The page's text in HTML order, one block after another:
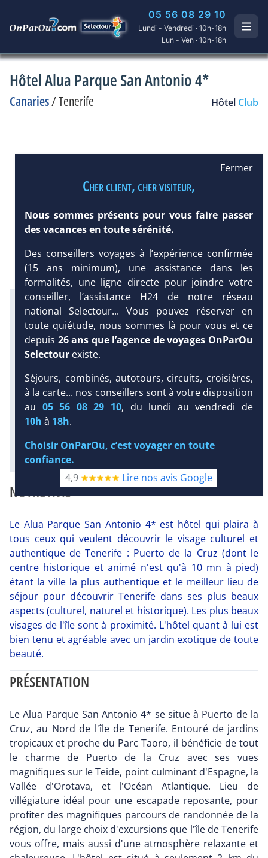
05 56 08 29 10
Lundi - Vendredi · 10h-18h
Lun - Ven · 10h-18h
Hôtel Alua Parque San Antonio 4*
Canaries/Tenerife Hôtel Club
DEMANDE
D’INFORMATIONS
Infos météo :
27 °C
1 mm
22 °C
Infos plages :
Dist.Distance:
2 km
Long.Longueur:
252
Tx:8 % Tx : 9 %
Infos golfs :
dont le plus proche à 20 km de
l'hôtel
Diaporama
NOTRE AVIS
Le Alua Parque San Antonio 4* est hôtel qui plaira à
tous ceux qui veulent découvrir le visage culturel et
authentique de Tenerife : Puerto de la Cruz (dont le
centre historique et animé n'est qu'à 10 mn à pied)
étant la ville la plus authentique et le meilleur lieu de
séjour pour découvrir Tenerife dans ses plus beaux
aspects (culturel, naturel et historique). Les plus beaux
visages de l'île sont à proximité. L'hôtel quant à lui est
bien tenu et agréable avec un jardin exotique de toute
beauté.
PRÉSENTATION
Le Alua Parque San Antonio 4* se situe à Puerto de la
Cruz, au Nord de l'île de Tenerife. Entouré de jardins
tropicaux et proche du Parc Taoro, il bénéficie de tout
le charme de Puerto de la Cruz avec ses vues
magnifiques sur le Teide, point culminant d'Espagne, la
Vallée d'Orotava, et l'Océan Atlantique. Lieu de
villégiature idéal pour une escapade reposante, pour
profiter des magnifiques parcours de randonnée de la
région, du large choix d'excursions que l'île de Tenerife
vous offre, mais aussi d'une atmosphère relaxante et
Fermer
Cher client, cher visiteur,
Nous sommes présents pour vous faire passer
des vacances en toute sérénité.
Des conseillers voyages à l’expérience confirmée
(15 ans minimum), une assistance dans les
formalités, une ligne directe pour joindre votre
conseiller, l’assistance H24 de notre réseau
national Selectour... Vous pouvez réserver en
toute quiétude, nous sommes là pour vous et ce
depuis 26 ans que l’agence de voyages OnParOu
Selectour existe.
Séjours, combinés, autotours, circuits, croisières,
à la carte... nos conseillers sont à votre disposition
au 05 56 08 29 10, du lundi au vendredi de
10h à 18h.
Choisir OnParOu, c’est voyager en toute
confiance.
4,9
Lire nos avis Google